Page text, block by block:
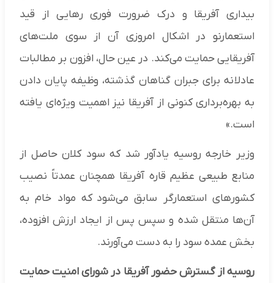
بیداری آفریقا و درک ضرورت فوری رهایی از قید
استعمارنو در اشکال امروزی آن از سوی ملت‌های
آفریقایی حمایت می‌کند. در عین حال، افزون بر مطالبات
عادلانه برای جبران گناهان گذشته، وظیفه پایان دادن
به بهره‌برداری کنونی از آفریقا نیز اهمیت ویژه‌ای یافته
است.»
وزیر خارجه روسیه یادآور شد که سود کلان حاصل از
منابع طبیعی عظیم قاره آفریقا همچنان عمدتاً نصیب
کشورهای استعمارگر سابق می‌شود که مواد خام به
آن‌ها منتقل شده و سپس پس از ایجاد ارزش افزوده،
بخش عمده سود را به دست می‌آورند.
روسیه از گسترش حضور آفریقا در شورای امنیت حمایت